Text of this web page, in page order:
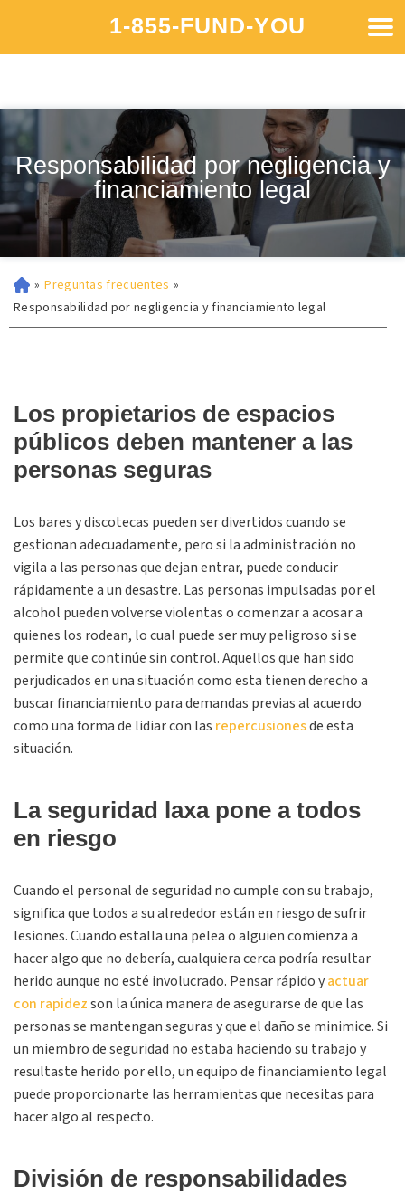
1-855-FUND-YOU
Responsabilidad por negligencia y
financiamiento legal
» Preguntas frecuentes »
Responsabilidad por negligencia y financiamiento legal
Los propietarios de espacios
públicos deben mantener a las
personas seguras
Los bares y discotecas pueden ser divertidos cuando se
gestionan adecuadamente, pero si la administración no
vigila a las personas que dejan entrar, puede conducir
rápidamente a un desastre. Las personas impulsadas por el
alcohol pueden volverse violentas o comenzar a acosar a
quienes los rodean, lo cual puede ser muy peligroso si se
permite que continúe sin control. Aquellos que han sido
perjudicados en una situación como esta tienen derecho a
buscar financiamiento para demandas previas al acuerdo
como una forma de lidiar con las repercusionesde esta
situación.
La seguridad laxa pone a todos
en riesgo
Cuando el personal de seguridad no cumple con su trabajo,
significa que todos a su alrededor están en riesgo de sufrir
lesiones. Cuando estalla una pelea o alguien comienza a
hacer algo que no debería, cualquiera cerca podría resultar
herido aunque no esté involucrado. Pensar rápido yactuar
con rapidezson la única manera de asegurarse de que las
personas se mantengan seguras y que el daño se minimice. Si
un miembro de seguridad no estaba haciendo su trabajo y
resultaste herido por ello, un equipo de financiamiento legal
puede proporcionarte las herramientas que necesitas para
hacer algo al respecto.
División de responsabilidades